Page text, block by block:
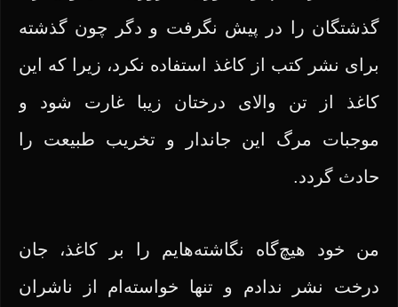
گذشتگان را در پیش نگرفت و دگر چون گذشته
برای نشر کتب از کاغذ استفاده نکرد، زیرا که این
کاغذ از تن والای درختان زیبا غارت شود و
موجبات مرگ این جاندار و تخریب طبیعت را
حادث گردد.
من خود هیچ‌گاه نگاشته‌هایم را بر کاغذ، جان
درخت نشر ندادم و تنها خواسته‌ام از ناشران